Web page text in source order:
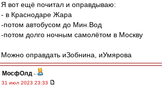
Я вот ещё почитал и оправдываю:
- в Краснодаре Жара
-потом автобусом до Мин.Вод
-потом долго ночным самолётом в Москву
Можно оправдать иЗобнина, иУмярова
МосфОлд -
31 июл 2023 23:33